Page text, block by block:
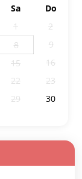
Sa
Do
1
2
8
9
15
16
22
23
29
30